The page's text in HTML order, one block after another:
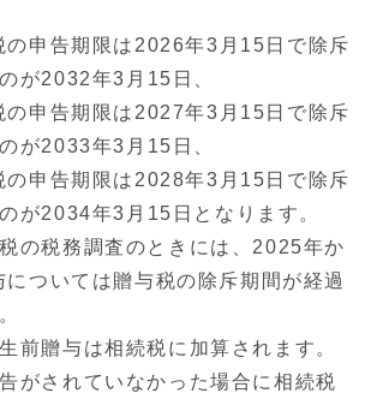
の申告期限は2026年3月15日で除斥
が2032年3月15日、
の申告期限は2027年3月15日で除斥
が2033年3月15日、
の申告期限は2028年3月15日で除斥
が2034年3月15日となります。
の税務調査のときには、2025年か
ついては贈与税の除斥期間が経過
前贈与は相続税に加算されます。
がされていなかった場合に相続税